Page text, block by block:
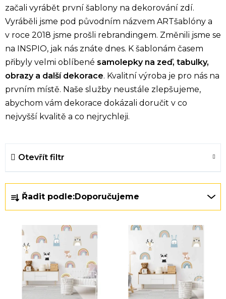
začali vyrábět první šablony na dekorování zdí.
Vyráběli jsme pod původním názvem ARTšablóny a
v roce 2018 jsme prošli rebrandingem. Změnili jsme se
na INSPIO, jak nás znáte dnes. K šablonám časem
přibyly velmi oblíbené samolepky na zeď, tabulky,
obrazya další dekorace. Kvalitní výroba je pro nás na
prvním místě. Naše služby neustále zlepšujeme,
abychom vám dekorace dokázali doručit v co
nejvyšší kvalitě a co nejrychleji.
Otevřít filtr
a
z
Řadit podle:Doporučujeme